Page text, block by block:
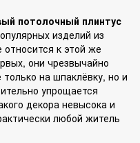
потолочный плинтус
изделий из
к этой же
они чрезвычайно
на шпаклёвку, но и
упрощается
декора невысока и
любой житель